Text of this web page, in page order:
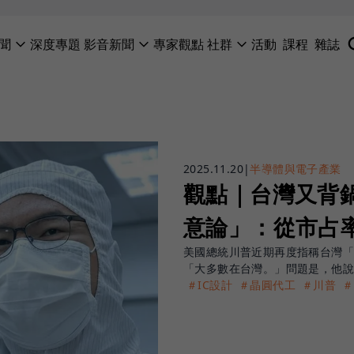
深度專題 影音新聞 專家觀點社群 活動 課程 雜誌
2025.11.20|半導體與電子產業
觀點｜台灣又背
意論」：從市占
美國總統川普近期再度指稱台灣
「大多數在台灣。」問題是，他
＃IC設計 ＃晶圓代工 ＃川普